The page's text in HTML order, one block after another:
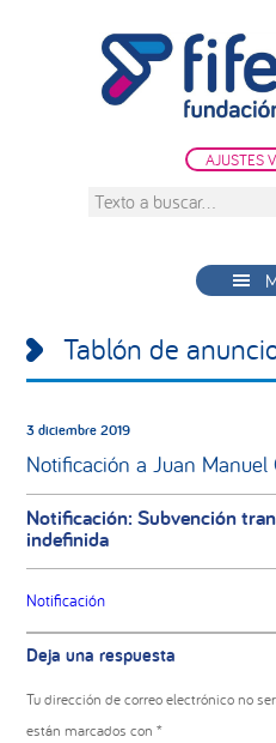
AJUSTES
Texto
Tablón de
3 diciembre 2019
Notificación a Juan Manuel
Notificación: Subvención
indefinida
Notificación
Interacciones
con
los
lectores
Deja una respuesta
Tu dirección de correo electrónico no
están marcados con*